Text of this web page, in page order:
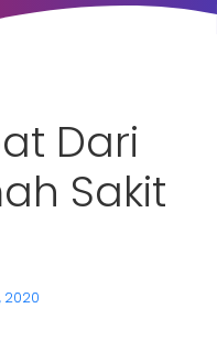
Dari
Sakit
2020